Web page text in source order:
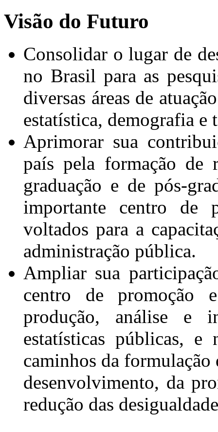
Visão do Futuro
Consolidar o lugar de
no Brasil para as
diversas áreas de
estatística, demografia e
Aprimorar sua
país pela formação de
graduação e de pós-
importante centro de
voltados para a
administração pública.
Ampliar sua
centro de promoção
produção, análise e
estatísticas públicas,
caminhos da
desenvolvimento, da
redução das